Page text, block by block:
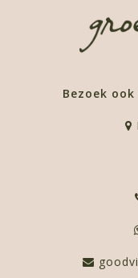
Bezoek